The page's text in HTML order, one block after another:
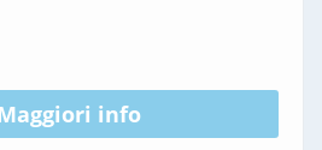
info